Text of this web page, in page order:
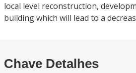
local level reconstruction,
building which will lead to a
Chave Detalhes